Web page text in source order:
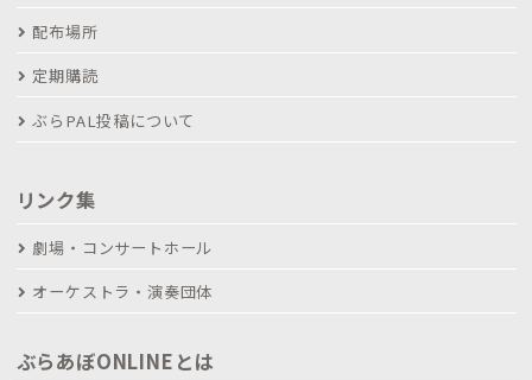
配布場所
定期購読
ぶらPAL投稿について
リンク集
劇場・コンサートホール
オーケストラ・演奏団体
ぶらあぼONLINEとは